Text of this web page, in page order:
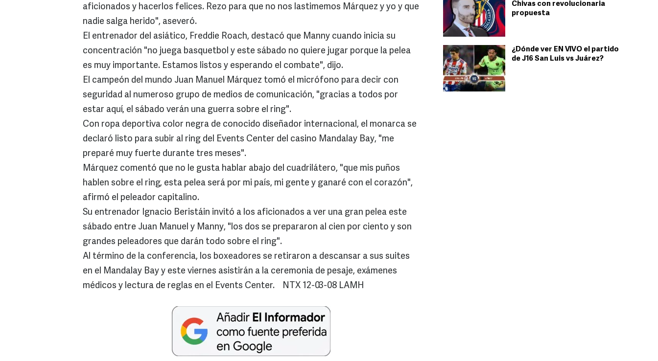
Chivas con revolucionaria
propuesta
¿Dónde ver EN VIVO el partido
de J16 San Luis vs Juárez?
aficionados y hacerlos felices. Rezo para que no nos lastimemos Márquez y yo y que
nadie salga herido", aseveró.
El entrenador del asiático, Freddie Roach, destacó que Manny cuando inicia su
concentración "no juega basquetbol y este sábado no quiere jugar porque la pelea
es muy importante. Estamos listos y esperando el combate", dijo.
El campeón del mundo Juan Manuel Márquez tomó el micrófono para decir con
seguridad al numeroso grupo de medios de comunicación, "gracias a todos por
estar aquí, el sábado verán una guerra sobre el ring".
Con ropa deportiva color negra de conocido diseñador internacional, el monarca se
declaró listo para subir al ring del Events Center del casino Mandalay Bay, "me
preparé muy fuerte durante tres meses".
Márquez comentó que no le gusta hablar abajo del cuadrilátero, "que mis puños
hablen sobre el ring, esta pelea será por mi país, mi gente y ganaré con el corazón",
afirmó el peleador capitalino.
Su entrenador Ignacio Beristáin invitó a los aficionados a ver una gran pelea este
sábado entre Juan Manuel y Manny, "los dos se prepararon al cien por ciento y son
grandes peleadores que darán todo sobre el ring".
Al término de la conferencia, los boxeadores se retiraron a descansar a sus suites
en el Mandalay Bay y este viernes asistirán a la ceremonia de pesaje, exámenes
médicos y lectura de reglas en el Events Center. NTX 12-03-08 LAMH